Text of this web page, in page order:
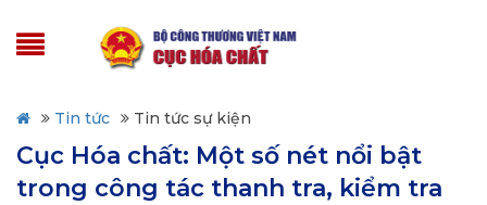
Tin tức Tin tức sự kiện
Cục Hóa chất: Một số nét nổi bật
trong công tác thanh tra, kiểm tra